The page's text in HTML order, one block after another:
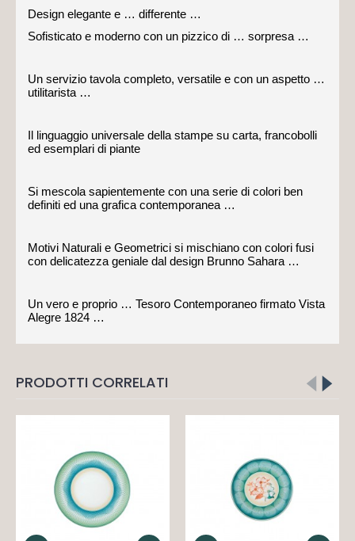
Design elegante e … differente …
Sofisticato e moderno con un pizzico di … sorpresa …
Un servizio tavola completo, versatile e con un aspetto …
utilitarista …
Il linguaggio universale della stampe su carta, francobolli
ed esemplari di piante
Si mescola sapientemente con una serie di colori ben
definiti ed una grafica contemporanea …
Motivi Naturali e Geometrici si mischiano con colori fusi
con delicatezza geniale dal design Brunno Sahara …
Un vero e proprio … Tesoro Contemporaneo firmato Vista
Alegre 1824 …
PRODOTTI CORRELATI